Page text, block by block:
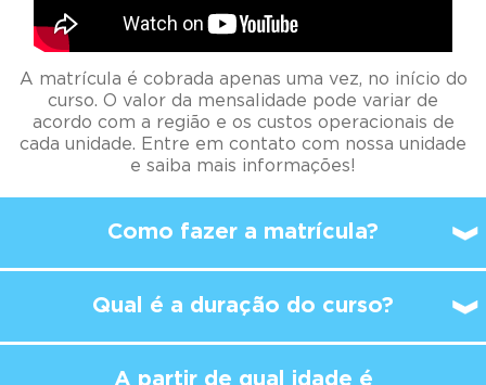
A matrícula é cobrada apenas uma vez, no início do
curso. O valor da mensalidade pode variar de
acordo com a região e os custos operacionais de
cada unidade. Entre em contato com nossa unidade
e saiba mais informações!
Como fazer a matrícula?
Qual é a duração do curso?
A partir de qual idade é